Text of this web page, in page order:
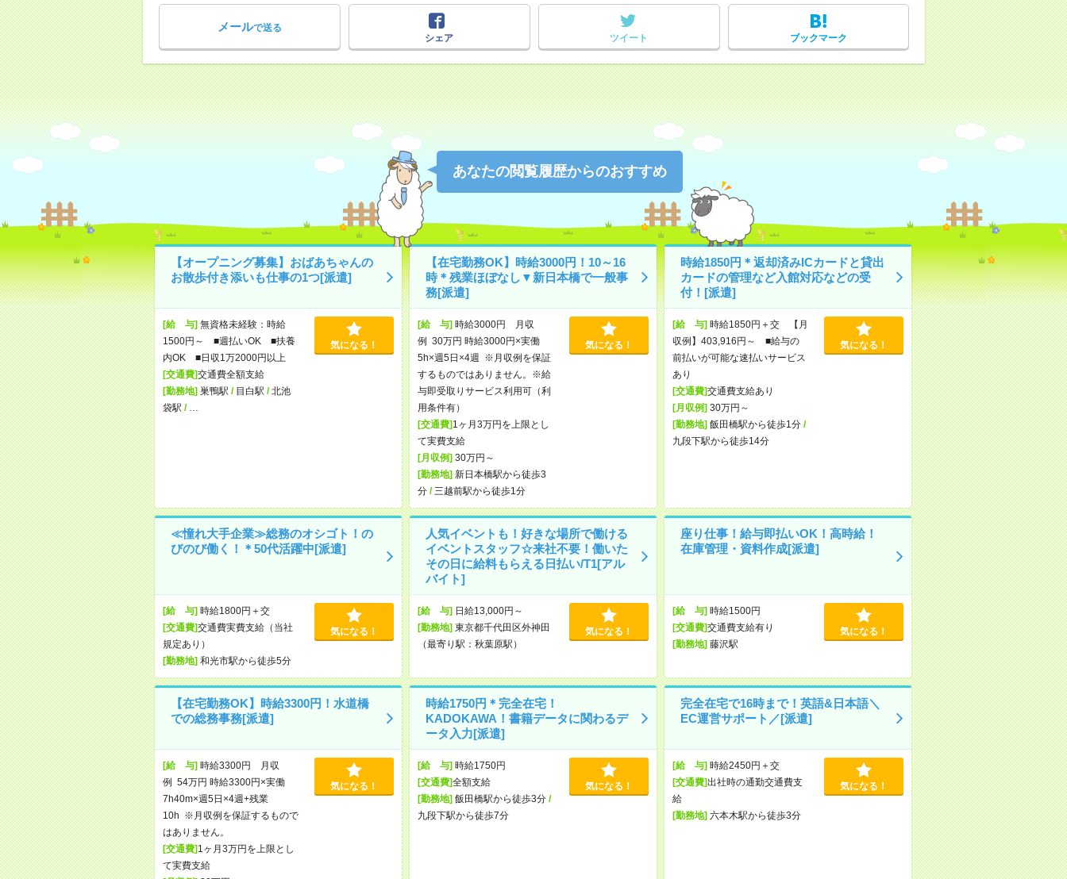
メールで送る
シェア
ツイート ブックマーク
あなたの閲覧履歴からのおすすめ
【オープニング募集】おばあちゃんの
お散歩付き添いも仕事の1つ[派遣]
[給 与]無資格未経験：時給
1500円～ ■週払いOK ■扶養
内OK ■日収1万2000円以上
[交通費]交通費全額支給
[勤務地]巣鴨駅 / 目白駅 /北池
袋駅 /
気になる！
【在宅勤務OK】時給3000円！10～16
時＊残業ほぼなし▼新日本橋で一般事
務[派遣]
[給 与]時給3000円 月収
例 30万円 時給3000円×実働
5h×週5日×4週 ※月収例を保証
するものではありません。※給
与即受取りサービス利用可（利
用条件有）
[交通費]1ヶ月3万円を上限とし
て実費支給
[月収例]30万円～
[勤務地]新日本橋駅から徒歩3
分/ 三越前駅から徒歩1分
気になる！
時給1850円＊返却済みICカードと貸出
カードの管理など入館対応などの受
付！[派遣]
[給 与]時給1850円＋交 【月
収例】403,916円～ ■給与の
前払いが可能な速払いサービス
あり
[交通費]交通費支給あり
[月収例]30万円～
[勤務地]飯田橋駅から徒歩1分/
九段下駅から徒歩14分
気になる！
≪憧れ大手企業≫総務のオシゴト！の
びのび働く！＊50代活躍中[派遣]
[給 与]時給1800円＋交
[交通費]交通費実費支給（当社
規定あり）
[勤務地]和光市駅から徒歩5分
気になる！
人気イベントも！好きな場所で働ける
イベントスタッフ☆来社不要！働いた
その日に給料もらえる日払い/T1[アル
バイト]
[給 与]日給13,000円～
[勤務地]東京都千代田区外神田
（最寄り駅：秋葉原駅）
気になる！
座り仕事！給与即払いOK！高時給！
在庫管理・資料作成[派遣]
[給 与]時給1500円
[交通費]交通費支給有り
[勤務地]藤沢駅
気になる！
【在宅勤務OK】時給3300円！水道橋
での総務事務[派遣]
[給 与]時給3300円 月収
例 54万円 時給3300円×実働
7h40m×週5日×4週+残業
10h ※月収例を保証するもので
はありません。
[交通費]1ヶ月3万円を上限とし
て実費支給
気になる！
時給1750円＊完全在宅！
KADOKAWA！書籍データに関わるデ
ータ入力[派遣]
[給 与]時給1750円
[交通費]全額支給
[勤務地]飯田橋駅から徒歩3分/
九段下駅から徒歩7分
気になる！
完全在宅で16時まで！英語&日本語＼
EC運営サポート／[派遣]
[給 与]時給2450円＋交
[交通費]出社時の通勤交通費支
給
[勤務地]六本木駅から徒歩3分
気になる！